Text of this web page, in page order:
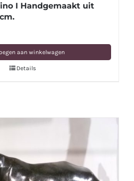
I Handgemaakt uit
aan winkelwagen
Details